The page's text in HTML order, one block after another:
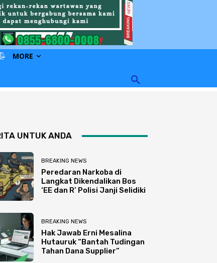
MORE
UNTUK ANDA
BREAKING NEWS
Peredaran Narkoba di
Langkat Dikendalikan Bos
‘EE dan R’ Polisi Janji Selidiki
BREAKING NEWS
Hak Jawab Erni Mesalina
Hutauruk “Bantah Tudingan
Tahan Dana Supplier”